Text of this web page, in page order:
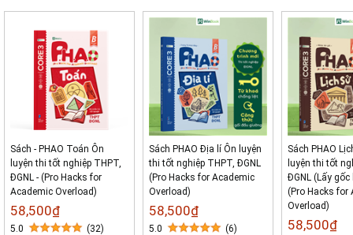
Sách - PHAO Toán Ôn
luyện thi tốt nghiệp THPT,
ĐGNL - (Pro Hacks for
Academic Overload)
58,500₫
5.0
(32)
Sách PHAO Địa lí Ôn luyện
thi tốt nghiệp THPT, ĐGNL
(Pro Hacks for Academic
Overload)
58,500₫
5.0
(6)
Sách PHAO
luyện thi tốt
ĐGNL (Lấy
(Pro Hacks for
Overload)
58,500₫